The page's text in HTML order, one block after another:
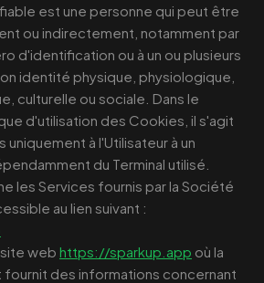
est une personne qui peut être
ou indirectement, notamment par
d'identification ou à un ou plusieurs
identité physique, physiologique,
culturelle ou sociale. Dans le
d'utilisation des Cookies, il s'agit
à l'Utilisateur à un
du Terminal utilisé.
les Services fournis par la Société
au lien suivant :
web https://sparkup.app où la
des informations concernant